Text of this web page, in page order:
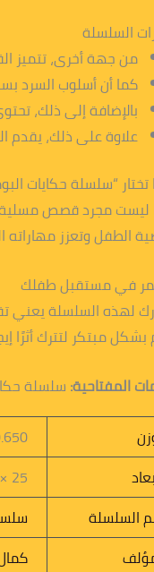
السلسلة
من جهة أخرى، تتميز
كما أن أسلوب السرد
بالإضافة إلى ذلك،
علاوة على ذلك، يقدم
“سلسلة حكايات البومة
ليست مجرد قصص
الطفل وتعزز مهاراته
في مستقبل طفلك
لهذه السلسلة يعني
مبتكر لتترك أثرًا
المفتاحية: سلسلة
0.650
25 × 18 × 2 سنتيميتر
السلسلة